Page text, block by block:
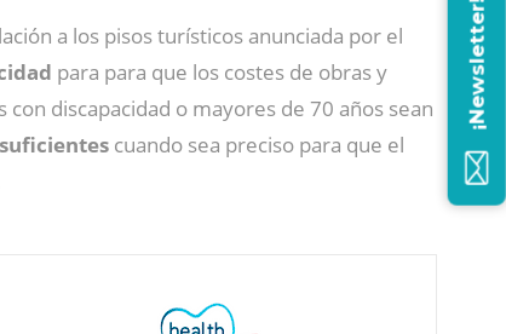
a los pisos turísticos anunciada por el
para para que los costes de obras y
discapacidad o mayores de 70 años sean
cuando sea preciso para que el
¡Newsletter!